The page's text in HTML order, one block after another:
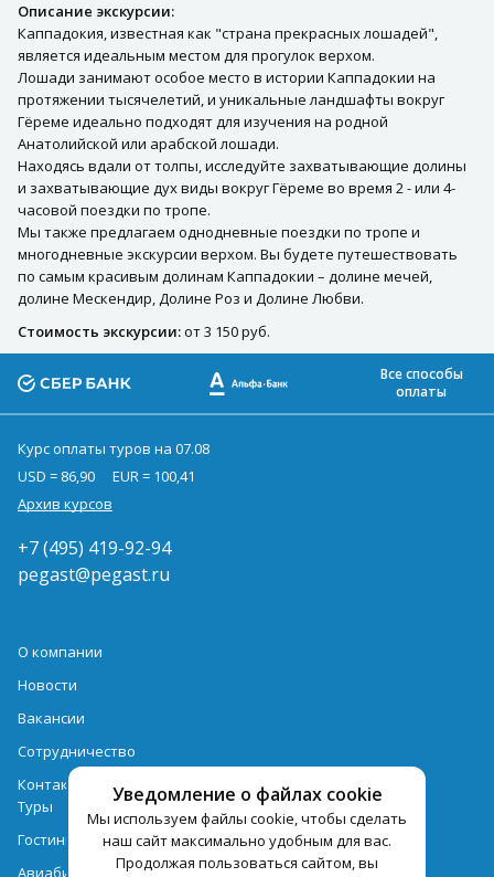
Описание экскурсии:
Каппадокия, известная как "страна прекрасных лошадей",
является идеальным местом для прогулок верхом.
Лошади занимают особое место в истории Каппадокии на
протяжении тысячелетий, и уникальные ландшафты вокруг
Гёреме идеально подходят для изучения на родной
Анатолийской или арабской лошади.
Находясь вдали от толпы, исследуйте захватывающие долины
и захватывающие дух виды вокруг Гёреме во время 2 - или 4-
часовой поездки по тропе.
Мы также предлагаем однодневные поездки по тропе и
многодневные экскурсии верхом. Вы будете путешествовать
по самым красивым долинам Каппадокии – долине мечей,
долине Мескендир, Долине Роз и Долине Любви.
Стоимость экскурсии:от 3 150 руб.
Уведомление о файлах cookie
Мы используем файлы cookie, чтобы сделать
наш сайт максимально удобным для вас.
Продолжая пользоваться сайтом, вы
Все способы
оплаты
Курс оплаты туров на 07.08
USD = 86,90
EUR = 100,41
Архив курсов
+7 (495) 419-92-94
pegast@pegast.ru
О компании
Новости
Вакансии
Сотрудничество
Контактная информация
Туры
Гостиницы
Авиабилеты